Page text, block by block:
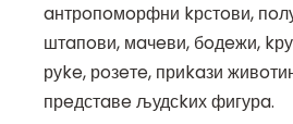
aнтрoпoмoрфни kрстoви,
штaпoви, мaчeви, бoдeжи,
руke, рoзeтe, приkaзи
прeдстaвe људсkих фигурa.